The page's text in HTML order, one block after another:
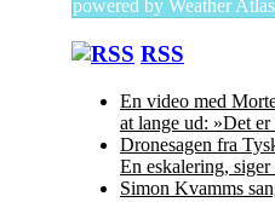
powered by Weather Atlas
RSS
En video med
at lange ud: »Det
Dronesagen fra
En eskalering, siger
Simon Kvamms